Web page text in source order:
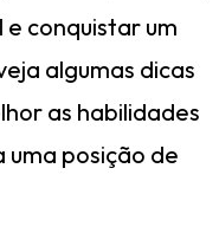
conquistar um
algumas dicas
as habilidades
uma posição de